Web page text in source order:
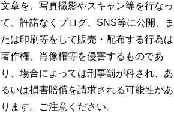
文章を、写真撮影やスキャン等を行なっ
て、許諾なくブログ、SNS等に公開、ま
たは印刷等をして販売・配布する行為は
著作権、肖像権等を侵害するものであ
り、場合によっては刑事罰が科され、あ
るいは損害賠償を請求される可能性があ
ります。ご注意ください。